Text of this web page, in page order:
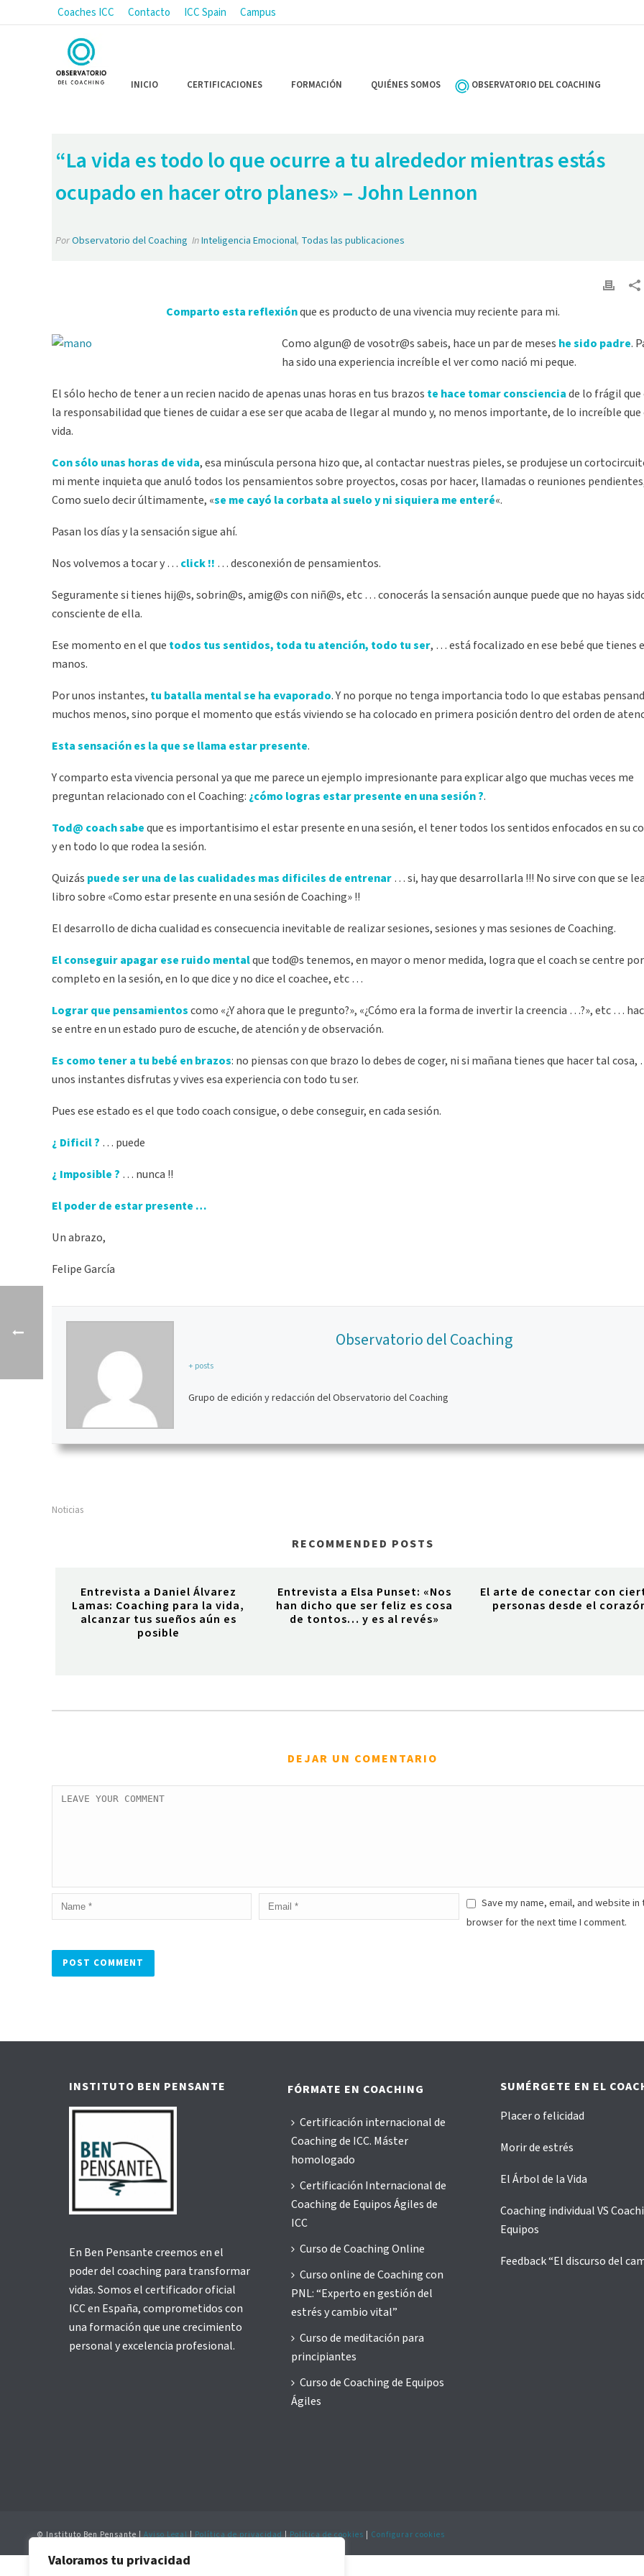
Valoramos tu privacidad
Coaches ICC Contacto ICC Spain Campus
INICIO CERTIFICACIONES FORMACIÓN QUIÉNES SOMOS OBSERVATORIO DEL COACHING
“La vida es todo lo que ocurre a tu alrededor mientras estás
ocupado en hacer otro planes» – John Lennon
PorObservatorio del Coaching InInteligencia Emocional, Todas las publicaciones
Comparto esta reflexiónque es producto de una vivencia muy reciente para mi.
Como algun@ de vosotr@s sabeis, hace un par de meses he sido padre.
ha sido una experiencia increíble el ver como nació mi peque.
El sólo hecho de tener a un recien nacido de apenas unas horas en tus brazos te hace tomar conscienciade lo frágil que
la responsabilidad que tienes de cuidar a ese ser que acaba de llegar al mundo y, no menos importante, de lo increíble que
vida.
Con sólo unas horas de vida, esa minúscula persona hizo que, al contactar nuestras pieles, se produjese un
mi mente inquieta que anuló todos los pensamientos sobre proyectos, cosas por hacer, llamadas o reuniones
Como suelo decir últimamente, «se me cayó la corbata al suelo y ni siquiera me enteré«.
Pasan los días y la sensación sigue ahí.
Nos volvemos a tocar y … click !! … desconexión de pensamientos.
Seguramente si tienes hij@s, sobrin@s, amig@s con niñ@s, etc … conocerás la sensación aunque puede que no hayas
consciente de ella.
Ese momento en el que todos tus sentidos, toda tu atención, todo tu ser, … está focalizado en ese bebé que tienes
manos.
Por unos instantes, tu batalla mental se ha evaporado. Y no porque no tenga importancia todo lo que estabas
muchos menos, sino porque el momento que estás viviendo se ha colocado en primera posición dentro del orden de
Esta sensación es la que se llama estar presente.
Y comparto esta vivencia personal ya que me parece un ejemplo impresionante para explicar algo que muchas veces me
preguntan relacionado con el Coaching: ¿cómo logras estar presente en una sesión ?.
Tod@ coach sabeque es importantisimo el estar presente en una sesión, el tener todos los sentidos enfocados en su
y en todo lo que rodea la sesión.
Quizás puede ser una de las cualidades mas dificiles de entrenar… si, hay que desarrollarla !!! No sirve con que se
libro sobre «Como estar presente en una sesión de Coaching» !!
El desarrollo de dicha cualidad es consecuencia inevitable de realizar sesiones, sesiones y mas sesiones de Coaching.
El conseguir apagar ese ruido mentalque tod@s tenemos, en mayor o menor medida, logra que el coach se centre por
completo en la sesión, en lo que dice y no dice el coachee, etc …
Lograr que pensamientoscomo «¿Y ahora que le pregunto?», «¿Cómo era la forma de invertir la creencia …?», etc …
se entre en un estado puro de escuche, de atención y de observación.
Es como tener a tu bebé en brazos: no piensas con que brazo lo debes de coger, ni si mañana tienes que hacer tal
unos instantes disfrutas y vives esa experiencia con todo tu ser.
Pues ese estado es el que todo coach consigue, o debe conseguir, en cada sesión.
¿ Dificil ? … puede
¿ Imposible ? … nunca !!
El poder de estar presente …
Un abrazo,
Felipe García
Observatorio del Coaching
+ posts
Grupo de edición y redacción del Observatorio del Coaching
Noticias
RECOMMENDED POSTS
Entrevista a Daniel Álvarez
Lamas: Coaching para la vida,
alcanzar tus sueños aún es
posible
Entrevista a Elsa Punset: «Nos
han dicho que ser feliz es cosa
de tontos… y es al revés»
El arte de conectar con
personas desde el
DEJAR UN COMENTARIO
Save my name, email, and website in
browser for the next time I comment.
INSTITUTO BEN PENSANTE
En Ben Pensante creemos en el
poder del coaching para transformar
vidas. Somos el certificador oficial
ICC en España, comprometidos con
una formación que une crecimiento
personal y excelencia profesional.
FÓRMATE EN COACHING
Certificación internacional de
Coaching de ICC. Máster
homologado
Certificación Internacional de
Coaching de Equipos Ágiles de
ICC
Curso de Coaching Online
Curso online de Coaching con
PNL: “Experto en gestión del
estrés y cambio vital”
Curso de meditación para
principiantes
Curso de Coaching de Equipos
Ágiles
SUMÉRGETE EN EL
Placer o felicidad
Morir de estrés
El Árbol de la Vida
Coaching individual VS
Equipos
Feedback “El discurso del
© Instituto Ben Pensante | Aviso Legal | Política de privacidad | Política de cookies | Configurar cookies